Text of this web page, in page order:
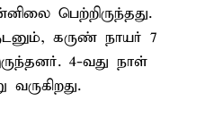
பெற்றிருந்தது.
கருண் நாயர் 7
4-வது நாள்